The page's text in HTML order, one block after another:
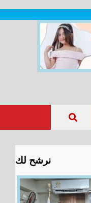
نرشح لك